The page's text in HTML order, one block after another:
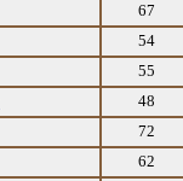
67
54
55
48
72
62